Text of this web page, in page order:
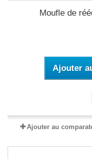
Moufle de
Ajouter
Ajouter au